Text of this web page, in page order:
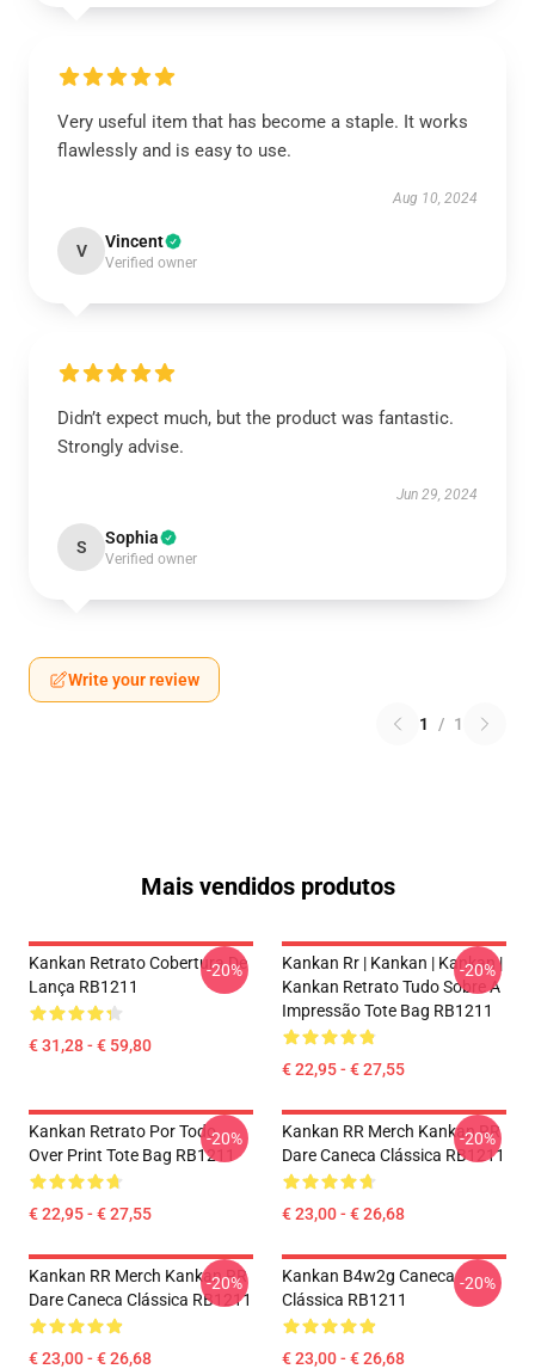
Very useful item that has become a staple. It works
flawlessly and is easy to use.
Aug 10, 2024
V Vincent
Verified owner
Didn’t expect much, but the product was fantastic.
Strongly advise.
Jun 29, 2024
S Sophia
Verified owner
Write your review
1 / 1
Mais vendidos produtos
Kankan Retrato Cobertura De
Lança RB1211
€ 31,28 - € 59,80
-20%
Kankan Rr | Kankan | Kankan |
Kankan Retrato Tudo Sobre A
Impressão Tote Bag RB1211
€ 22,95 - € 27,55
-20%
Kankan Retrato Por Todo
Over Print Tote Bag RB1211
€ 22,95 - € 27,55
-20%
Kankan RR Merch Kankan RR
Dare Caneca Clássica RB1211
€ 23,00 - € 26,68
-20%
Kankan RR Merch Kankan RR
Dare Caneca Clássica RB1211
€ 23,00 - € 26,68
-20%
Kankan B4w2g Caneca
Clássica RB1211
€ 23,00 - € 26,68
-20%